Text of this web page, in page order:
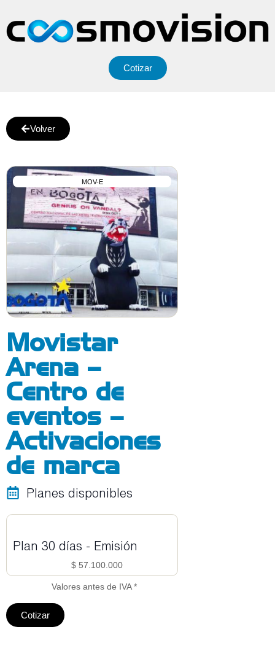
Cotizar
Volver
MOV-E
Movistar
Arena –
Centro de
eventos –
Activaciones
de marca
Planes disponibles
Plan 30 días - Emisión
$ 57.100.000
Valores antes de IVA *
Cotizar